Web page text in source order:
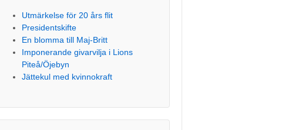
Utmärkelse för 20 års flit
Presidentskifte
En blomma till Maj-Britt
Imponerande givarvilja i Lions
Piteå/Öjebyn
Jättekul med kvinnokraft